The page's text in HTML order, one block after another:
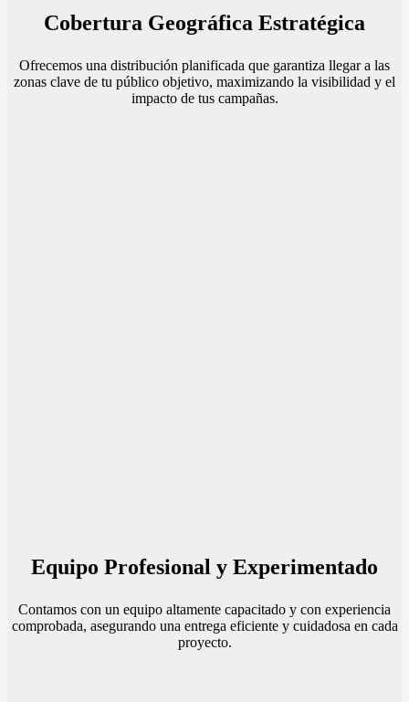
Cobertura Geográfica Estratégica
Ofrecemos una distribución planificada que garantiza llegar a las
zonas clave de tu público objetivo, maximizando la visibilidad y el
impacto de tus campañas.
Equipo Profesional y Experimentado
Contamos con un equipo altamente capacitado y con experiencia
comprobada, asegurando una entrega eficiente y cuidadosa en cada
proyecto.